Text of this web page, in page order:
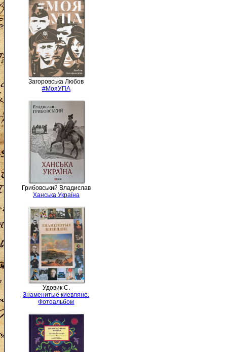
Загоровська Любов
#МояУПА
Грибовський Владислав
Ханська Україна
Удовик С.
Знаменитые киевляне.
Фотоальбом